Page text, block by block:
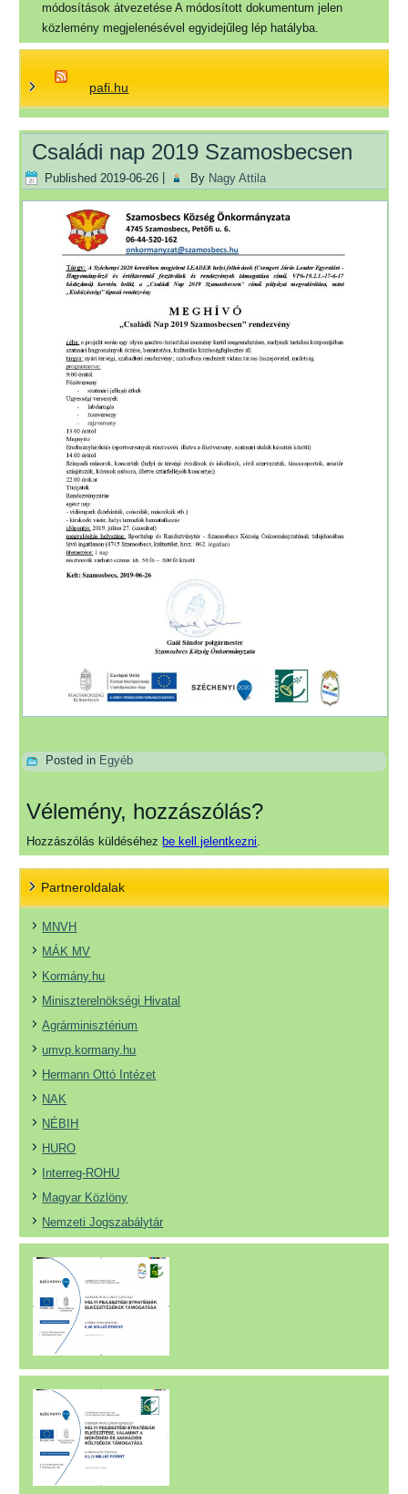
módosítások átvezetése A módosított dokumentum jelen
közlemény megjelenésével egyidejűleg lép hatályba.
pafi.hu
Családi nap 2019 Szamosbecsen
Published 2019-06-26 By Nagy Attila
Posted in Egyéb
Vélemény, hozzászólás?
Hozzászólás küldéséhezbe kell jelentkezni
Partneroldalak
MNVH
MÁK MV
Kormány.hu
Miniszterelnökségi Hivatal
Agrárminisztérium
umvp.kormany.hu
Hermann Ottó Intézet
NAK
NÉBIH
HURO
Interreg-ROHU
Magyar Közlöny
Nemzeti Jogszabálytár